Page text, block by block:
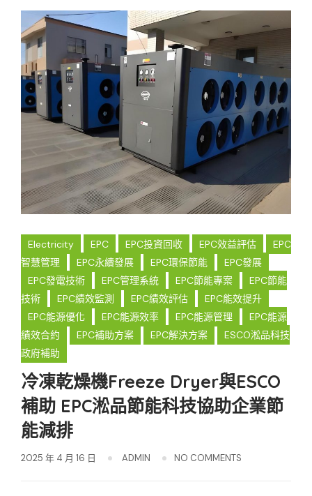
Electricity EPC EPC投資回收 EPC效益評估
EPC
智慧管理
EPC永續發展 EPC環保節能
EPC發展
EPC發電技術
EPC管理系統 EPC節能專案
EPC節能
技術
EPC績效監測 EPC績效評估
EPC能效提升
EPC能源優化
EPC能源效率 EPC能源管理
EPC能源
績效合約
EPC補助方案 EPC解決方案
ESCO淞品科技
政府補助
冷凍乾燥機Freeze Dryer與ESCO
補助 EPC淞品節能科技協助企業節
能減排
2025 年 4 月 16 日 ADMIN NO COMMENTS